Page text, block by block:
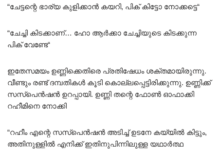
“ചേട്ടന്റെ ഭാര്യ കുളിക്കാൻ കയറി, പിക് കിട്ടോ നോക്കട്ടെ“
“ചേച്ചി കിടക്കാണ്… ഹോ ആർക്കാ ചേച്ചിയുടെ കിടക്കുന്ന
പിക് വേണ്ടേ“
ഇതേസമയം ഉണ്ണിക്കെതിരെ പ്രതിഷേധം ശക്തമായിരുന്നു.
വീണ്ടും രണ്ട് ദമ്പതികൾ കൂടി കൊല്ലപ്പെട്ടിരിക്കുന്നു. ഉണ്ണിക്ക്
സസ്പെൻഷൻ ഉറപ്പായി. ഉണ്ണി തന്റെ ഫോൺ ഓഫാക്കി
റഹീമിനെ നോക്കി
“റഹീം എന്റെ സസ്പെൻഷൻ അടിച്ച് ഉടനേ കയ്യിൽ കിട്ടും,
അതിനുള്ളിൽ എനിക്ക് ഇതിനുപിന്നിലുള്ള യഥാർത്ഥ